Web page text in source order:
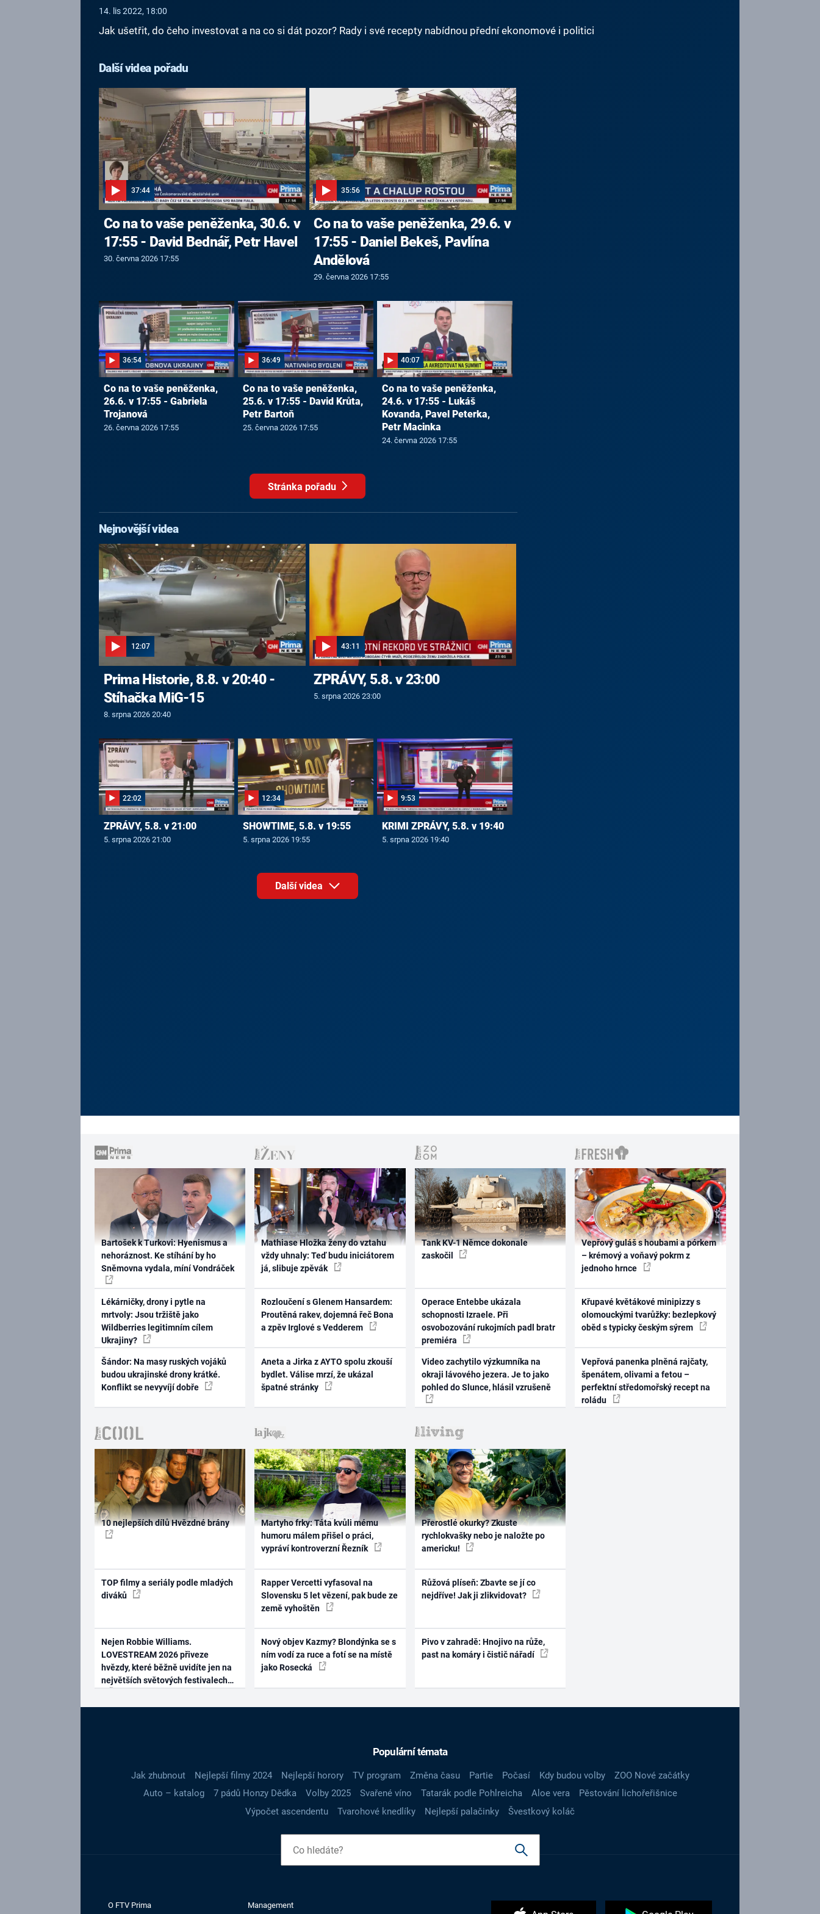
14. lis 2022, 18:00
Jak ušetřit, do čeho investovat a na co si dát pozor? Rady i své recepty nabídnou přední ekonomové i politici
Další videa pořadu
37:44
Co na to vaše peněženka, 30.6. v
17:55 - David Bednář, Petr Havel
30. června 2026 17:55
35:56
Co na to vaše peněženka, 29.6. v
17:55 - Daniel Bekeš, Pavlína
Andělová
29. června 2026 17:55
36:54
Co na to vaše peněženka,
26.6. v 17:55 - Gabriela
Trojanová
26. června 2026 17:55
36:49
Co na to vaše peněženka,
25.6. v 17:55 - David Krůta,
Petr Bartoň
25. června 2026 17:55
40:07
Co na to vaše peněženka,
24.6. v 17:55 - Lukáš
Kovanda, Pavel Peterka,
Petr Macinka
24. června 2026 17:55
Stránka pořadu
Nejnovější videa
12:07
Prima Historie, 8.8. v 20:40 -
Stíhačka MiG-15
8. srpna 2026 20:40
43:11
ZPRÁVY, 5.8. v 23:00
5. srpna 2026 23:00
22:02
ZPRÁVY, 5.8. v 21:00
5. srpna 2026 21:00
12:34
SHOWTIME, 5.8. v 19:55
5. srpna 2026 19:55
9:53
KRIMI ZPRÁVY, 5.8. v 19:40
5. srpna 2026 19:40
Další videa
Bartošek k Turkovi: Hyenismus a
nehoráznost. Ke stíhání by ho
Sněmovna vydala, míní Vondráček
Lékárničky, drony i pytle na
mrtvoly: Jsou tržiště jako
Wildberries legitimním cílem
Ukrajiny?
Šándor: Na masy ruských vojáků
budou ukrajinské drony krátké.
Konflikt se nevyvíjí dobře
Mathiase Hložka ženy do vztahu
vždy uhnaly: Teď budu iniciátorem
já, slibuje zpěvák
Rozloučení s Glenem Hansardem:
Proutěná rakev, dojemná řeč Bona
a zpěv Irglové s Vedderem
Aneta a Jirka z AYTO spolu zkouší
bydlet. Válise mrzí, že ukázal
špatné stránky
Tank KV-1 Němce dokonale
zaskočil
Operace Entebbe ukázala
schopnosti Izraele. Při
osvobozování rukojmích padl bratr
premiéra
Video zachytilo výzkumníka na
okraji lávového jezera. Je to jako
pohled do Slunce, hlásil vzrušeně
Vepřový guláš s houbami a pórkem
– krémový a voňavý pokrm z
jednoho hrnce
Křupavé květákové minipizzy s
olomouckými tvarůžky: bezlepkový
oběd s typicky českým sýrem
Vepřová panenka plněná rajčaty,
špenátem, olivami a fetou –
perfektní středomořský recept na
roládu
10 nejlepších dílů Hvězdné brány
TOP filmy a seriály podle mladých
diváků
Nejen Robbie Williams.
LOVESTREAM 2026 přiveze
hvězdy, které běžně uvidíte jen na
největších světových festivalech
Martyho frky: Táta kvůli mému
humoru málem přišel o práci,
vypráví kontroverzní Řezník
Rapper Vercetti vyfasoval na
Slovensku 5 let vězení, pak bude ze
země vyhoštěn
Nový objev Kazmy? Blondýnka se s
ním vodí za ruce a fotí se na místě
jako Rosecká
Přerostlé okurky? Zkuste
rychlokvašky nebo je naložte po
americku!
Růžová plíseň: Zbavte se jí co
nejdříve! Jak ji zlikvidovat?
Pivo v zahradě: Hnojivo na růže,
past na komáry i čistič nářadí
Populární témata
Jak zhubnout Nejlepší filmy 2024 Nejlepší horory TV program Změna času Partie Počasí Kdy budou volby
ZOO Nové začátky
Auto – katalog
7 pádů Honzy Dědka Volby 2025 Svařené víno Tatarák podle Pohlreicha Aloe vera
Pěstování lichořeřišnice
Výpočet ascendentu
Tvarohové knedlíky Nejlepší palačinky Švestkový koláč
O FTV Prima Management